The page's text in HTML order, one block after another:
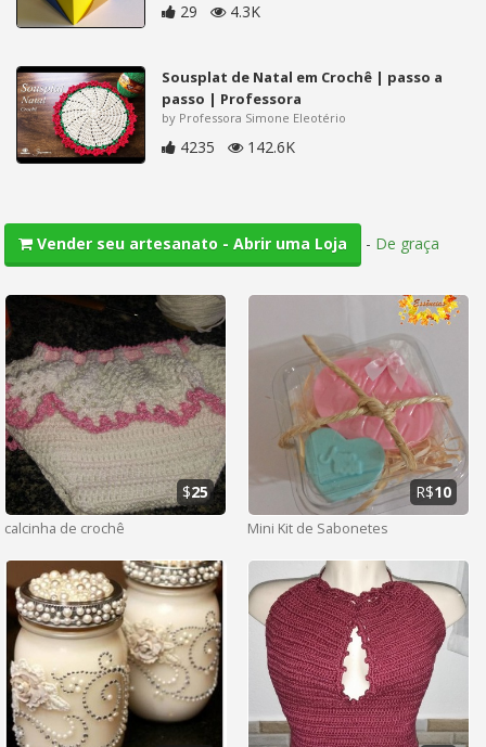
29 4.3K
Sousplat de Natal em Crochê | passo a
passo | Professora
by Professora Simone Eleotério
4235 142.6K
Vender seu artesanato - Abrir uma Loja - De graça
calcinha de crochê
$25
Mini Kit de Sabonetes
R$10